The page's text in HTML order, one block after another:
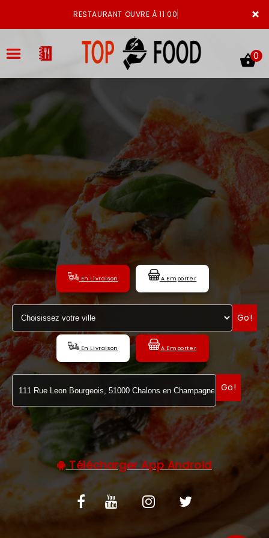
×
RESTAURANT OUVRE À 11:00
LA CARTE
VOTRE COMPTE
NOTRE RESTAURANT
VOS AVIS
MENTIONS LÉGALES
C.G.V
0
En Livraison A Emporter
Go!
En Livraison A Emporter
Go!
Télécharger App Android